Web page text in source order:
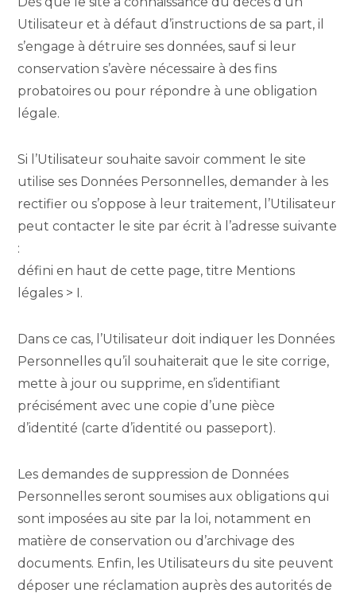
Utilisateur et à défaut d’instructions de sa part, il
s’engage à détruire ses données, sauf si leur
conservation s’avère nécessaire à des fins
probatoires ou pour répondre à une obligation
légale.
Si l’Utilisateur souhaite savoir comment le site
utilise ses Données Personnelles, demander à les
rectifier ou s’oppose à leur traitement, l’Utilisateur
peut contacter le site par écrit à l’adresse suivante
:
défini en haut de cette page, titre Mentions
légales > I.
Dans ce cas, l’Utilisateur doit indiquer les Données
Personnelles qu’il souhaiterait que le site corrige,
mette à jour ou supprime, en s’identifiant
précisément avec une copie d’une pièce
d’identité (carte d’identité ou passeport).
Les demandes de suppression de Données
Personnelles seront soumises aux obligations qui
sont imposées au site par la loi, notamment en
matière de conservation ou d’archivage des
documents. Enfin, les Utilisateurs du site peuvent
déposer une réclamation auprès des autorités de